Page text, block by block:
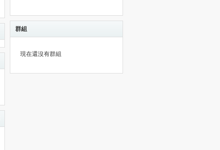
群組
現在還沒有群組